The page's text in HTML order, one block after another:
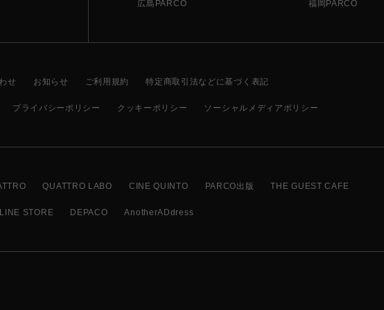
広島PARCO
福岡PARCO
せ お知らせ ご利用規約 特定商取引法などに基づく表記
プライバシーポリシー クッキーポリシー ソーシャルメディアポリシー
QUATTRO LABO CINE QUINTO PARCO出版 THE GUEST CAFE
STORE DEPACO AnotherADdress